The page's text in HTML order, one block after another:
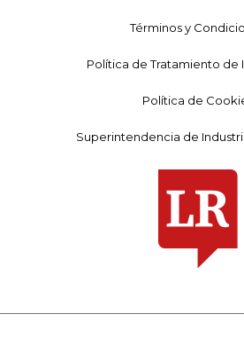
Términos y
Política de Tratamiento de
Política de
Superintendencia de